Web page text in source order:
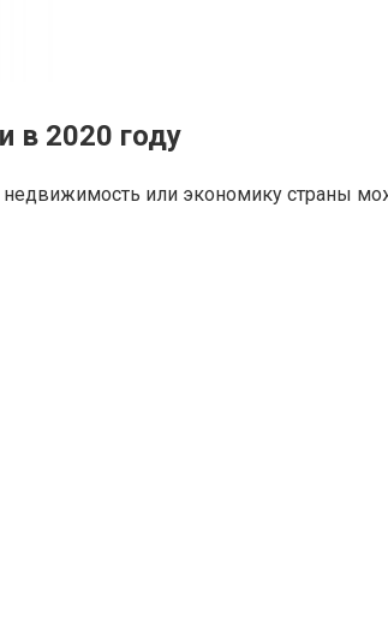
в 2020 году
или экономику страны